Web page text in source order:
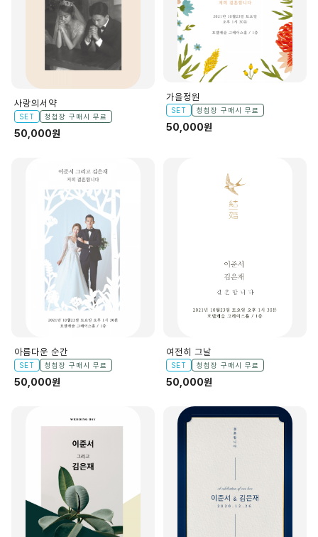
사랑의서약
SET 청첩장 구매시 무료
50,000원
가을정원
SET 청첩장 구매시 무료
50,000원
아름다운 순간
SET 청첩장 구매시 무료
50,000원
여전히 그날
SET 청첩장 구매시 무료
50,000원